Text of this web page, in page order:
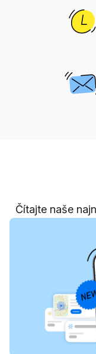
Čítajte naše